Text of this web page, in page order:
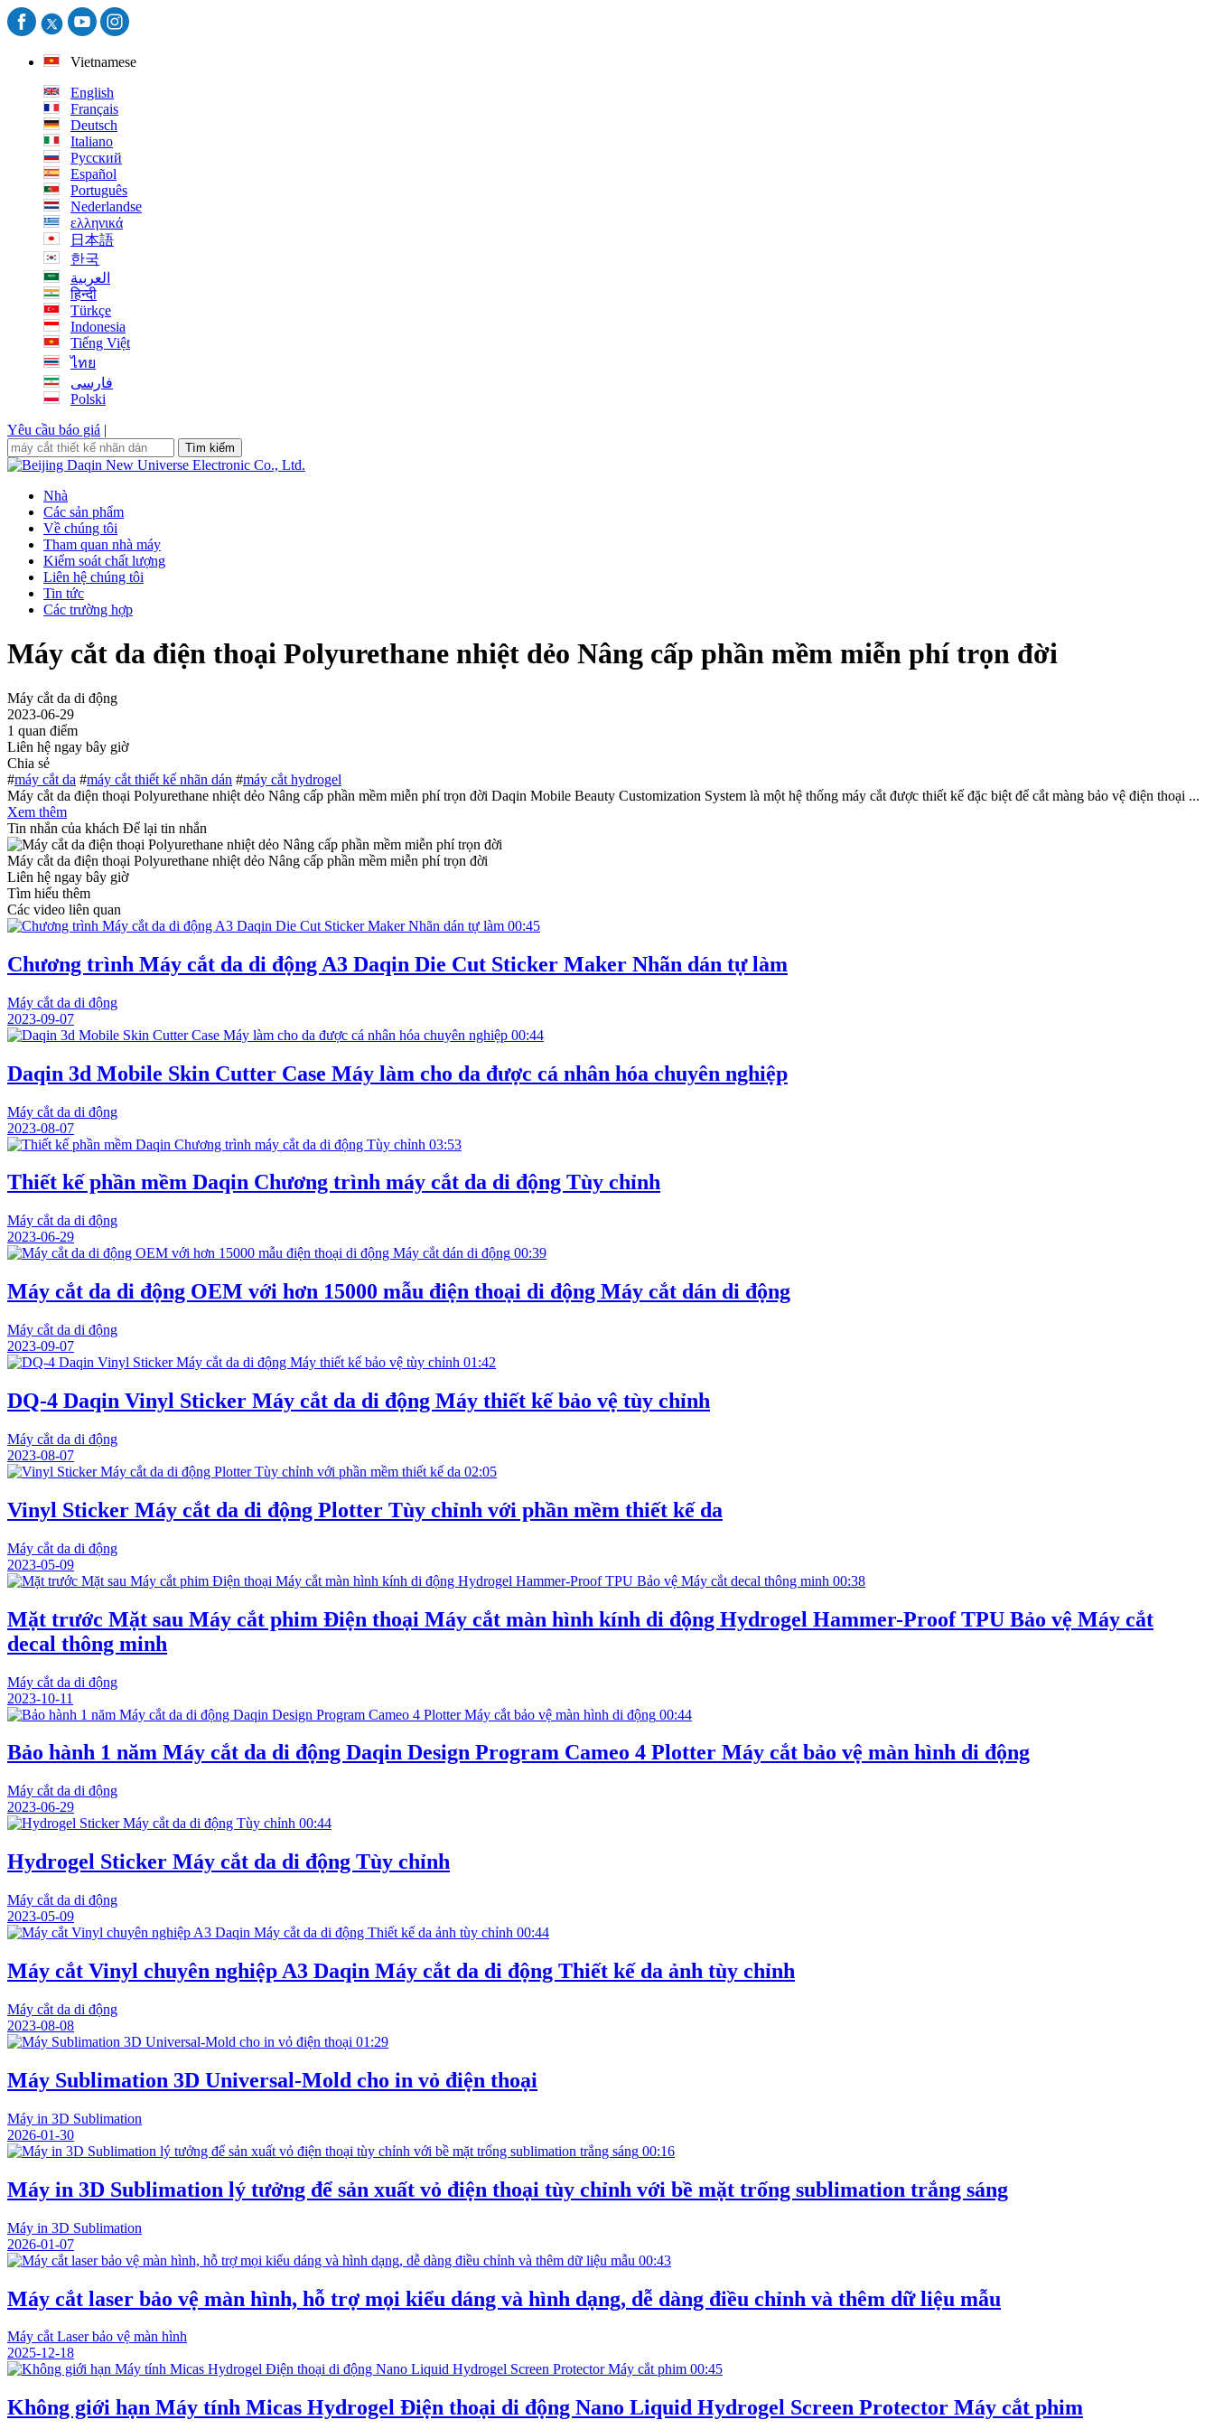
Vietnamese
English
Français
Deutsch
Italiano
Русский
Español
Português
Nederlandse
ελληνικά
日本語
한국
العربية
हिन्दी
Türkçe
Indonesia
Tiếng Việt
ไทย
فارسی
Polski
Yêu cầu báo giá |
Tìm kiếm
Nhà
Các sản phẩm
Về chúng tôi
Tham quan nhà máy
Kiểm soát chất lượng
Liên hệ chúng tôi
Tin tức
Các trường hợp
Máy cắt da điện thoại Polyurethane nhiệt dẻo Nâng cấp phần mềm miễn phí trọn đời
Máy cắt da di động
2023-06-29
1 quan điểm
Liên hệ ngay bây giờ
Chia sẻ
#máy cắt da #máy cắt thiết kế nhãn dán #máy cắt hydrogel
Máy cắt da điện thoại Polyurethane nhiệt dẻo Nâng cấp phần mềm miễn phí trọn đời Daqin Mobile Beauty Customization System là một hệ thống máy cắt được thiết kế đặc biệt để cắt màng bảo vệ điện thoại ...
Xem thêm
Tin nhắn của khách Để lại tin nhắn
Máy cắt da điện thoại Polyurethane nhiệt dẻo Nâng cấp phần mềm miễn phí trọn đời
Liên hệ ngay bây giờ
Tìm hiểu thêm
Các video liên quan
00:45
Chương trình Máy cắt da di động A3 Daqin Die Cut Sticker Maker Nhãn dán tự làm
Máy cắt da di động
2023-09-07
00:44
Daqin 3d Mobile Skin Cutter Case Máy làm cho da được cá nhân hóa chuyên nghiệp
Máy cắt da di động
2023-08-07
03:53
Thiết kế phần mềm Daqin Chương trình máy cắt da di động Tùy chỉnh
Máy cắt da di động
2023-06-29
00:39
Máy cắt da di động OEM với hơn 15000 mẫu điện thoại di động Máy cắt dán di động
Máy cắt da di động
2023-09-07
01:42
DQ-4 Daqin Vinyl Sticker Máy cắt da di động Máy thiết kế bảo vệ tùy chỉnh
Máy cắt da di động
2023-08-07
02:05
Vinyl Sticker Máy cắt da di động Plotter Tùy chỉnh với phần mềm thiết kế da
Máy cắt da di động
2023-05-09
00:38
Mặt trước Mặt sau Máy cắt phim Điện thoại Máy cắt màn hình kính di động Hydrogel Hammer-Proof TPU Bảo vệ Máy cắt
decal thông minh
Máy cắt da di động
2023-10-11
00:44
Bảo hành 1 năm Máy cắt da di động Daqin Design Program Cameo 4 Plotter Máy cắt bảo vệ màn hình di động
Máy cắt da di động
2023-06-29
00:44
Hydrogel Sticker Máy cắt da di động Tùy chỉnh
Máy cắt da di động
2023-05-09
00:44
Máy cắt Vinyl chuyên nghiệp A3 Daqin Máy cắt da di động Thiết kế da ảnh tùy chỉnh
Máy cắt da di động
2023-08-08
01:29
Máy Sublimation 3D Universal-Mold cho in vỏ điện thoại
Máy in 3D Sublimation
2026-01-30
00:16
Máy in 3D Sublimation lý tưởng để sản xuất vỏ điện thoại tùy chỉnh với bề mặt trống sublimation trắng sáng
Máy in 3D Sublimation
2026-01-07
00:43
Máy cắt laser bảo vệ màn hình, hỗ trợ mọi kiểu dáng và hình dạng, dễ dàng điều chỉnh và thêm dữ liệu mẫu
Máy cắt Laser bảo vệ màn hình
2025-12-18
00:45
Không giới hạn Máy tính Micas Hydrogel Điện thoại di động Nano Liquid Hydrogel Screen Protector Máy cắt phim